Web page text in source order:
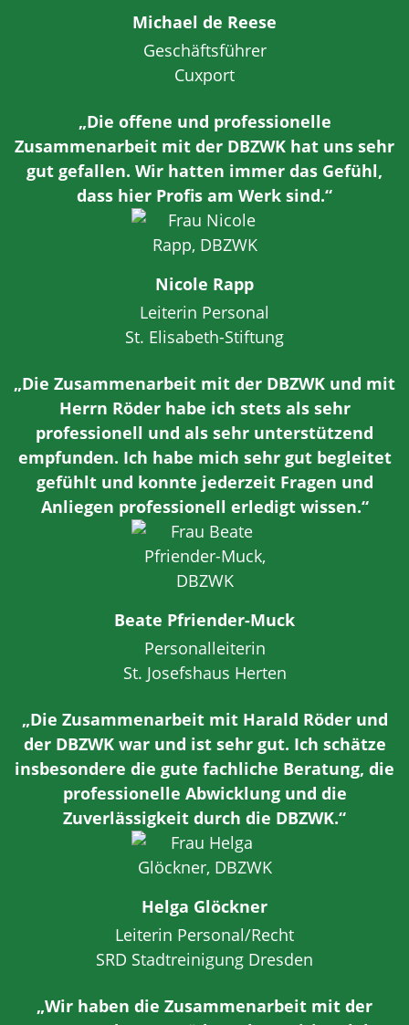
Michael de Reese
Geschäftsführer
Cuxport
„Die offene und professionelle
Zusammenarbeit mit der DBZWK hat uns sehr
gut gefallen. Wir hatten immer das Gefühl,
dass hier Profis am Werk sind.“
Nicole Rapp
Leiterin Personal
St. Elisabeth-Stiftung
„Die Zusammenarbeit mit der DBZWK und mit
Herrn Röder habe ich stets als sehr
professionell und als sehr unterstützend
empfunden. Ich habe mich sehr gut begleitet
gefühlt und konnte jederzeit Fragen und
Anliegen professionell erledigt wissen.“
Beate Pfriender-Muck
Personalleiterin
St. Josefshaus Herten
„Die Zusammenarbeit mit Harald Röder und
der DBZWK war und ist sehr gut. Ich schätze
insbesondere die gute fachliche Beratung, die
professionelle Abwicklung und die
Zuverlässigkeit durch die DBZWK.“
Helga Glöckner
Leiterin Personal/Recht
SRD Stadtreinigung Dresden
„Wir haben die Zusammenarbeit mit der